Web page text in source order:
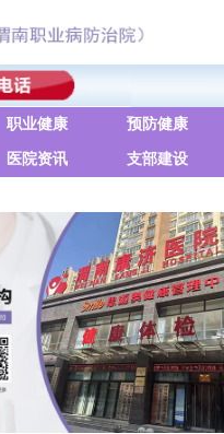
职业健康 预防健康
医院资讯 支部建设